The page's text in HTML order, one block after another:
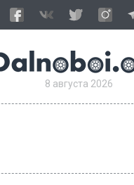
8 августа 2026